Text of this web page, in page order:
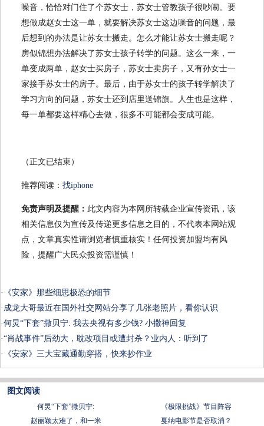
噪音，恰恰对门住了个苏女士，苏女士管教孩子很吵闹。要
想做成赵女士这一单，就要解决苏女士这边噪音的问题，最
后想到的办法是让苏女士搬走。怎么才能让苏女士搬走呢？
房似锦想办法解决了苏女士孩子转学的问题。这么一来，一
单变成两单，赵女士买房子，苏女士卖房子，又有孙女士一
家接手苏女士的房子。最后，由于苏女士的孩子转学解决了
学习方向的问题，苏女士还到店里送锦旗。人生也是这样，
每一单都要这样精心去做，很多不可能都会变成可能。
（正文已结束）
推荐阅读： 找iphone
免责声明及提醒： 此文内容为本网所转载企业宣传资讯，该
相关信息仅为宣传及传递更多信息之目的，不代表本网站观
点，文章真实性请浏览者慎重核实！任何投资加盟均有风
险，提醒广大民众投资需谨慎！
·
《安家》那些细思极恐的细节
· 成龙大哥最近在国外社交网站分享了几张老照片，看你认识
·何炅“下套”撒贝宁: 我去央视有多少钱? 小撒神回复
·“肖战事件”后劲大，耽改项目或遭封杀？业内人：听到了
·
《安家》三大宝藏通勤穿搭，快来抄作业
图文阅读
何炅“下套”撒贝宁:
《极限挑战》节目阵容
赵丽颖太难了，和一米
戛纳电影节是否取消？